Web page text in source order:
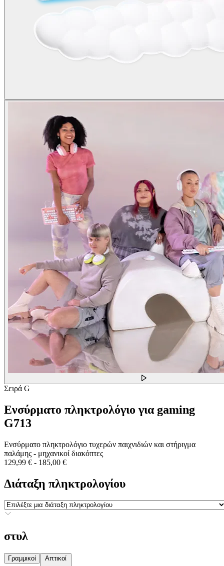
Σειρά G
Ενσύρματο πληκτρολόγιο για gaming
G713
Ενσύρματο πληκτρολόγιο τυχερών παιχνιδιών και στήριγμα
παλάμης - μηχανικοί διακόπτες
129,99 € - 185,00 €
Διάταξη πληκτρολογίου
στυλ
Γραμμικοί Απτικοί